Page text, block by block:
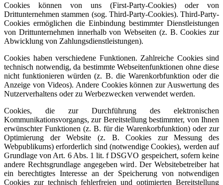
Cookies können von uns (First-Party-Cookies) oder von
Drittunternehmen stammen (sog. Third-Party-Cookies). Third-Party-
Cookies ermöglichen die Einbindung bestimmter Dienstleistungen
von Drittunternehmen innerhalb von Webseiten (z. B. Cookies zur
Abwicklung von Zahlungsdienstleistungen).
Cookies haben verschiedene Funktionen. Zahlreiche Cookies sind
technisch notwendig, da bestimmte Webseitenfunktionen ohne diese
nicht funktionieren würden (z. B. die Warenkorbfunktion oder die
Anzeige von Videos). Andere Cookies können zur Auswertung des
Nutzerverhaltens oder zu Werbezwecken verwendet werden.
Cookies, die zur Durchführung des elektronischen
Kommunikationsvorgangs, zur Bereitstellung bestimmter, von Ihnen
erwünschter Funktionen (z. B. für die Warenkorbfunktion) oder zur
Optimierung der Website (z. B. Cookies zur Messung des
Webpublikums) erforderlich sind (notwendige Cookies), werden auf
Grundlage von Art. 6 Abs. 1 lit. f DSGVO gespeichert, sofern keine
andere Rechtsgrundlage angegeben wird. Der Websitebetreiber hat
ein berechtigtes Interesse an der Speicherung von notwendigen
Cookies zur technisch fehlerfreien und optimierten Bereitstellung